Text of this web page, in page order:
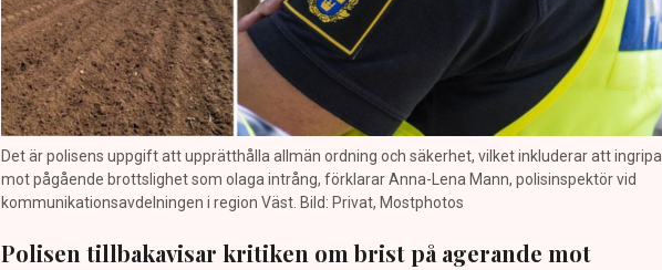
Det är polisens uppgift att upprätthålla allmän ordning och säkerhet, vilket inkluderar att ingripa
mot pågående brottslighet som olaga intrång, förklarar Anna-Lena Mann, polisinspektör vid
kommunikationsavdelningen i region Väst. Bild: Privat, Mostphotos
Polisen tillbakavisar kritiken om brist på agerande mot